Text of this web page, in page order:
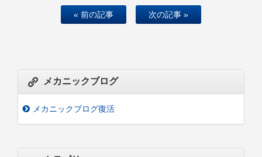
« 前の記事 次の記事 »
メカニックブログ
メカニックブログ復活